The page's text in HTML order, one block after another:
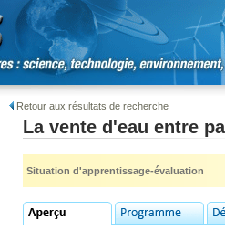
Retour aux résultats de recherche
La vente d'eau entre
Situation d'apprentissage-évaluation